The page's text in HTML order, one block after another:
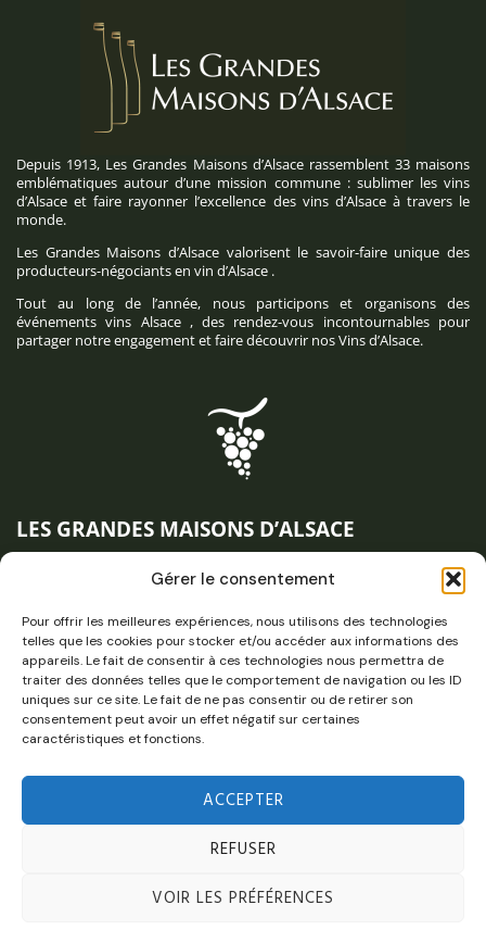
Gérer le consentement
Pour offrir les meilleures expériences, nous utilisons des technologies
telles que les cookies pour stocker et/ou accéder aux informations des
appareils. Le fait de consentir à ces technologies nous permettra de
traiter des données telles que le comportement de navigation ou les ID
uniques sur ce site. Le fait de ne pas consentir ou de retirer son
consentement peut avoir un effet négatif sur certaines
caractéristiques et fonctions.
ACCEPTER
REFUSER
VOIR LES PRÉFÉRENCES
Depuis 1913, Les Grandes Maisons d’Alsace rassemblent 33 maisons
emblématiques autour d’une mission commune : sublimer les vins
d’Alsace et faire rayonner l’excellence des vins d’Alsace à travers le
monde.
Les Grandes Maisons d’Alsace valorisent le savoir-faire unique des
producteurs-négociants en vin d’Alsace .
Tout au long de l’année, nous participons et organisons des
événements vins Alsace , des rendez-vous incontournables pour
partager notre engagement et faire découvrir nos Vins d’Alsace.
LES GRANDES MAISONS D’ALSACE
1 place de la Gare – CS 40 007
+33 3 89 20 20 60
contact@grandes-maisons.alsace
modération.
© Tous droits réservés |